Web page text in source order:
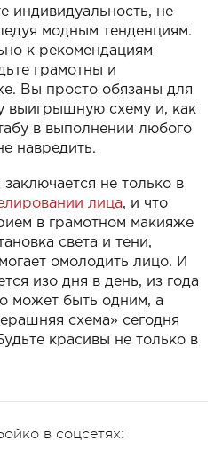
индивидуальность, не
модным тенденциям.
к рекомендациям
грамотны и
Вы просто обязаны для
выигрышную схему и, как
в выполнении любого
навредить.
не только в
лица, и что
в грамотном макияже
света и тени,
омолодить лицо. И
изо дня в день, из года
может быть одним, а
схема» сегодня
красивы не только в
в соцсетях: